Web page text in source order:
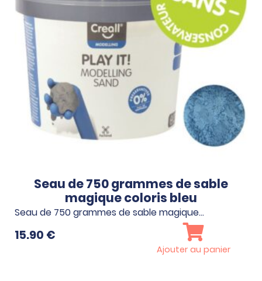
Seau de 750 grammes de sable
magique coloris bleu
Seau de 750 grammes de sable magique…
15.90 €
Ajouter au panier